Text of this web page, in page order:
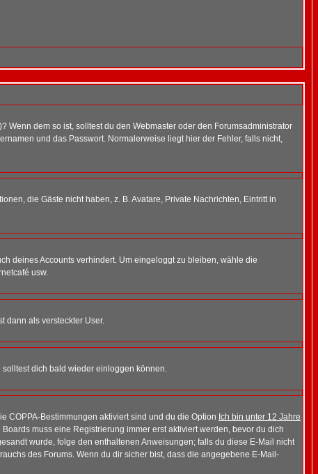
Wenn dem so ist, solltest du den Webmaster oder den Forumsadministrator
und das Passwort. Normalerweise liegt hier der Fehler, falls nicht,
die Gäste nicht haben, z. B. Avatare, Private Nachrichten, Eintritt in
deines Accounts verhindert. Um eingeloggt zu bleiben, wähle die
usw.
dann als versteckter User.
dich bald wieder einloggen können.
COPPA-Bestimmungen aktiviert sind und du die Option Ich bin unter 12 Jahre
muss eine Registrierung immer erst aktiviert werden, bevor du dich
wurde, folge den enthaltenen Anweisungen; falls du diese E-Mail nicht
des Forums. Wenn du dir sicher bist, dass die angegebene E-Mail-